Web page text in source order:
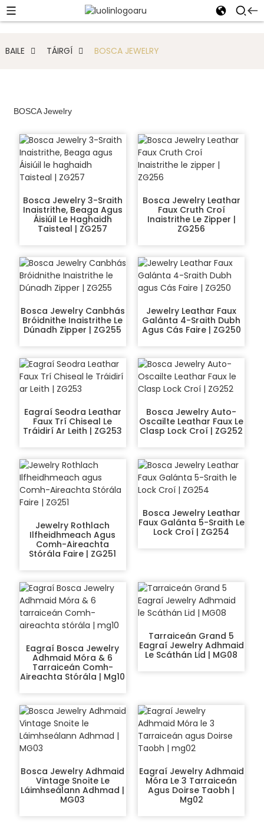
BAILE TÁIRGÍ BOSCA JEWELRY
BOSCA Jewelry
Bosca Jewelry 3-Sraith
Inaistrithe, Beaga Agus
Áisiúil Le Haghaidh
Taisteal | ZG257
Bosca Jewelry Leathar
Faux Cruth Croí
Inaistrithe Le Zipper |
ZG256
Bosca Jewelry Canbhás
Bróidnithe Inaistrithe Le
Dúnadh Zipper | ZG255
Jewelry Leathar Faux
Galánta 4-Sraith Dubh
Agus Cás Faire | ZG250
Eagraí Seodra Leathar
Faux Trí Chiseal Le
Tráidirí Ar Leith | ZG253
Bosca Jewelry Auto-
Oscailte Leathar Faux Le
Clasp Lock Croí | ZG252
Jewelry Rothlach
Ilfheidhmeach Agus
Comh-Aireachta
Stórála Faire | ZG251
Bosca Jewelry Leathar
Faux Galánta 5-Sraith Le
Lock Croí | ZG254
Eagraí Bosca Jewelry
Adhmaid Móra & 6
Tarraiceán Comh-
Aireachta Stórála | Mg10
Tarraiceán Grand 5
Eagraí Jewelry Adhmaid
Le Scáthán Lid | MG08
Bosca Jewelry Adhmaid
Vintage Snoite Le
Láimhseálann Adhmad |
MG03
Eagraí Jewelry Adhmaid
Móra Le 3 Tarraiceán
Agus Doirse Taobh |
Mg02